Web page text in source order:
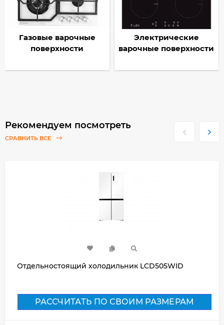
Газовые варочные
поверхности
Электрические
варочные поверхности
Рекомендуем посмотреть
СРАВНИТЬ ВСЕ
Отдельностоящий холодильник LCD505WID
РАССЧИТАТЬ ПО СВОИМ РАЗМЕРАМ